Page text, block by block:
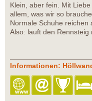
Klein, aber fein. Mit
allem, was wir so
Normale Schuhe reichen
Also: lauft den
Informationen: